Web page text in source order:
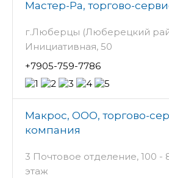
Мастер-Ра, торгово-
г.Люберцы (Люберецкий
Инициативная, 50
+7905-759-7786
Макрос, ООО, торгово-
компания
3 Почтовое отделение, 100 -
этаж